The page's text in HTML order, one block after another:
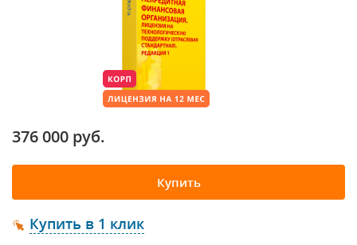
376 000 руб.
Купить
Купить в 1 клик